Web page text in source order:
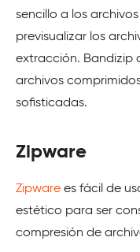
sencillo a los
previsualizar los
extracción. Bandizip
archivos
sofisticadas.
Zipware
Zipware es fácil de
estético para ser
compresión de